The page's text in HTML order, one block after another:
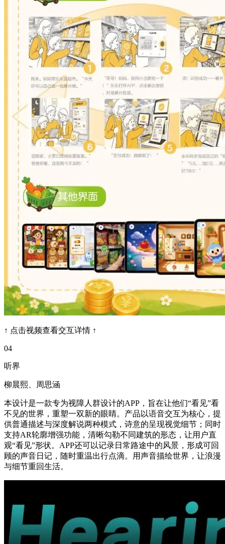
↑ 点击视频查看交互详情 ↑
04
听界
柳晨熙、周思涵
本设计是一款专为视障人群设计的APP，旨在让他们“看见”看
不见的世界，重塑一双新的眼睛。产品以语音交互为核心，提
供普通描述与深度解说两种模式，诗意的呈现视觉细节；同时
支持AR轮廓增强功能，清晰勾勒不同建筑的形态，让用户直
观“看见”形状。APP还可以记录日常路途中的风景，形成可回
顾的声音日记，随时重温出行点滴。用声音描绘世界，让浪漫
与细节重回生活。